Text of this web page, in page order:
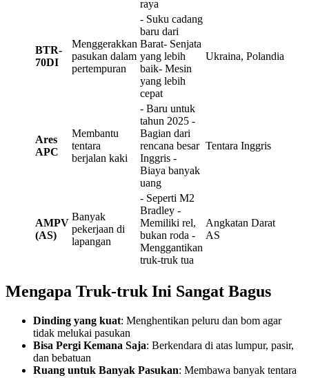
raya
BTR-
70DI
Menggerakkan
pasukan dalam
pertempuran
- Suku cadang
baru dari
Barat- Senjata
yang lebih
baik- Mesin
yang lebih
cepat
Ukraina, Polandia
Ares
APC
Membantu
tentara
berjalan kaki
- Baru untuk
tahun 2025 -
Bagian dari
rencana besar
Inggris -
Biaya banyak
uang
Tentara Inggris
AMPV
(AS)
Banyak
pekerjaan di
lapangan
- Seperti M2
Bradley -
Memiliki rel,
bukan roda -
Menggantikan
truk-truk tua
Angkatan Darat
AS
Mengapa Truk-truk Ini Sangat Bagus
Dinding yang kuat: Menghentikan peluru dan bom agar
tidak melukai pasukan
Bisa Pergi Kemana Saja: Berkendara di atas lumpur, pasir,
dan bebatuan
Ruang untuk Banyak Pasukan: Membawa banyak tentara